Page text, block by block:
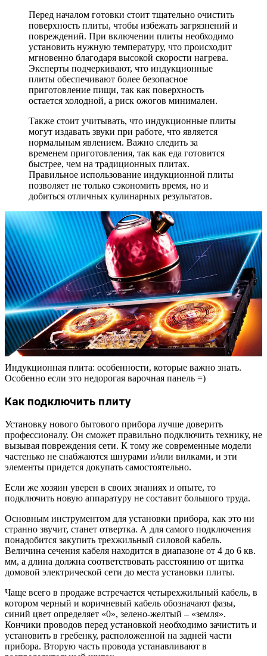
Перед началом готовки стоит тщательно очистить
поверхность плиты, чтобы избежать загрязнений и
повреждений. При включении плиты необходимо
установить нужную температуру, что происходит
мгновенно благодаря высокой скорости нагрева.
Эксперты подчеркивают, что индукционные
плиты обеспечивают более безопасное
приготовление пищи, так как поверхность
остается холодной, а риск ожогов минимален.
Также стоит учитывать, что индукционные плиты
могут издавать звуки при работе, что является
нормальным явлением. Важно следить за
временем приготовления, так как еда готовится
быстрее, чем на традиционных плитах.
Правильное использование индукционной плиты
позволяет не только сэкономить время, но и
добиться отличных кулинарных результатов.
Индукционная плита: особенности, которые важно знать.
Особенно если это недорогая варочная панель =)
Как подключить плиту
Установку нового бытового прибора лучше доверить
профессионалу. Он сможет правильно подключить технику, не
вызывая повреждения сети. К тому же современные модели
частенько не снабжаются шнурами и/или вилками, и эти
элементы придется докупать самостоятельно.
Если же хозяин уверен в своих знаниях и опыте, то
подключить новую аппаратуру не составит большого труда.
Основным инструментом для установки прибора, как это ни
странно звучит, станет отвертка. А для самого подключения
понадобится закупить трехжильный силовой кабель.
Величина сечения кабеля находится в диапазоне от 4 до 6 кв.
мм, а длина должна соответствовать расстоянию от щитка
домовой электрической сети до места установки плиты.
Чаще всего в продаже встречается четырехжильный кабель, в
котором черный и коричневый кабель обозначают фазы,
синий цвет определяет «0», зелено-желтый – «земля».
Кончики проводов перед установкой необходимо зачистить и
установить в гребенку, расположенной на задней части
прибора. Вторую часть провода устанавливают в